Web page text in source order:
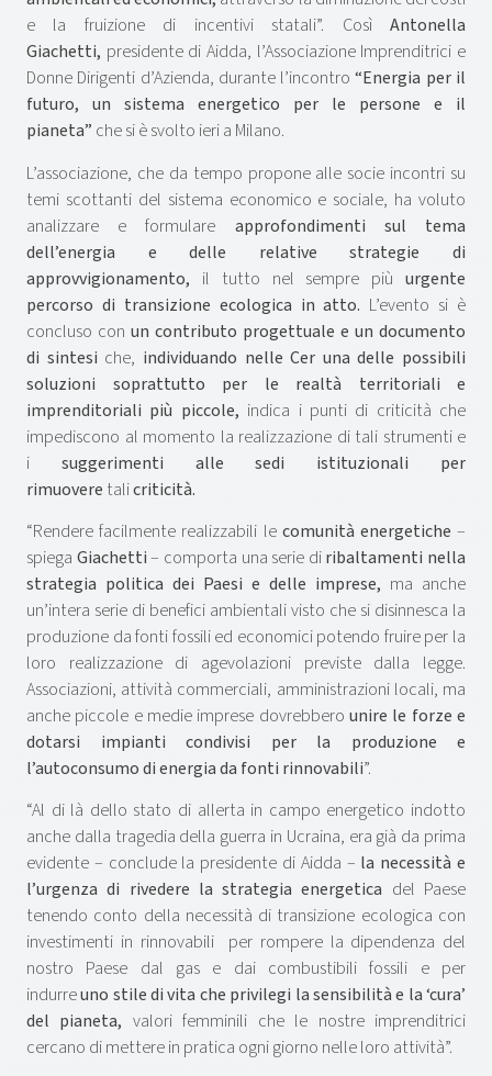
e la fruizione di incentivi statali”. Così Antonella
Giachetti, presidente di Aidda, l’Associazione Imprenditrici e
Donne Dirigenti d’Azienda, durante l’incontro “Energia per il
futuro, un sistema energetico per le persone e il
pianeta” che si è svolto ieri a Milano.
L’associazione, che da tempo propone alle socie incontri su
temi scottanti del sistema economico e sociale, ha voluto
analizzare e formulare approfondimenti sul tema
dell’energia e delle relative strategie di
approvvigionamento, il tutto nel sempre più urgente
percorso di transizione ecologica in atto. L’evento si è
concluso con un contributo progettuale e un documento
di sintesi che, individuando nelle Cer una delle possibili
soluzioni soprattutto per le realtà territoriali e
imprenditoriali più piccole, indica i punti di criticità che
impediscono al momento la realizzazione di tali strumenti e
i suggerimenti alle sedi istituzionali per
rimuovere talicriticità.
“Rendere facilmente realizzabili le comunità energetiche –
spiega Giachetti– comporta una serie diribaltamenti nella
strategia politica dei Paesi e delle imprese, ma anche
un’intera serie di benefici ambientali visto che si disinnesca la
produzione da fonti fossili ed economici potendo fruire per la
loro realizzazione di agevolazioni previste dalla legge.
Associazioni, attività commerciali, amministrazioni locali, ma
anche piccole e medie imprese dovrebbero unire le forze e
dotarsi impianti condivisi per la produzione e
l’autoconsumo di energia da fonti rinnovabili”.
“Al di là dello stato di allerta in campo energetico indotto
anche dalla tragedia della guerra in Ucraina, era già da prima
evidente – conclude la presidente di Aidda – la necessità e
l’urgenza di rivedere la strategia energetica del Paese
tenendo conto della necessità di transizione ecologica con
investimenti in rinnovabili per rompere la dipendenza del
nostro Paese dal gas e dai combustibili fossili e per
indurreuno stile di vita che privilegi la sensibilità e la ‘cura’
del pianeta, valori femminili che le nostre imprenditrici
cercano di mettere in pratica ogni giorno nelle loro attività”.